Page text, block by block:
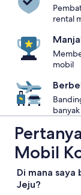
rental
mobil
banyak
Mobil
Di mana
Jeju?